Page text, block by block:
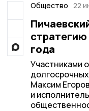
Общество 22
стратегию
года
Участниками
Максим
и